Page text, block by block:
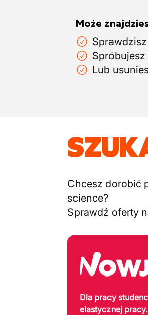
Może
Spróbujesz
Lub
Chcesz dorobić
science?
Sprawdź oferty
Dla pracy
elastycznej pracy.